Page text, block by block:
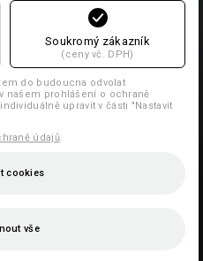
Soukromý zákazník
(ceny vč. DPH)
do budoucna odvolat
našem prohlášení o ochraně
upravit v části "Nastavit
údajů.
cookies
vše